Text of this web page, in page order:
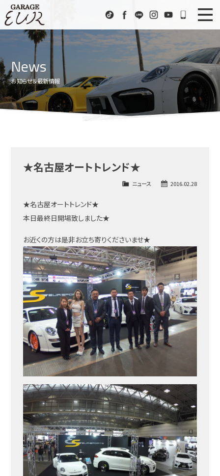
TikTokFacebook
LINE InstagramYoutube072-
ニュース
Stock List
在庫車情報
EUR Sports
EURスポーツ
アクセス
News
お知らせ＆最新情報
★名古屋オートトレンド★
2016.02.28
ニュース
★名古屋オートトレンド★
本日最終日開場致しました★
お近くの方は是非お立ち寄りくださいませ★